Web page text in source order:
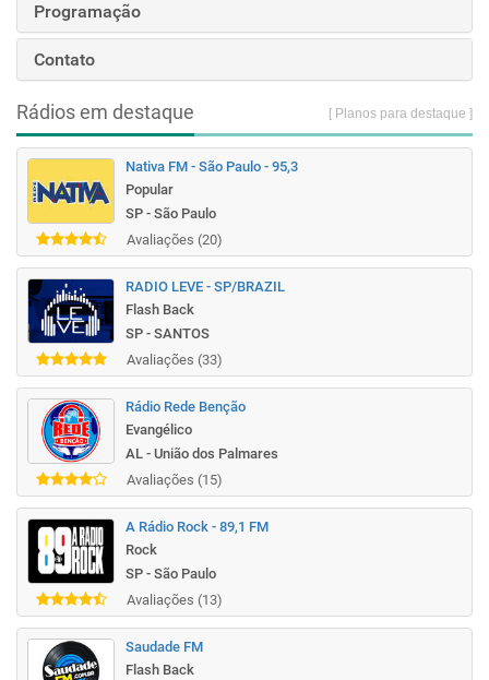
Programação
Contato
Rádios em destaque [ Planos para destaque ]
Nativa FM - São Paulo - 95,3
Popular
SP - São Paulo
Avaliações (20)
RADIO LEVE - SP/BRAZIL
Flash Back
SP - SANTOS
Avaliações (33)
Rádio Rede Benção
Evangélico
AL - União dos Palmares
Avaliações (15)
A Rádio Rock - 89,1 FM
Rock
SP - São Paulo
Avaliações (13)
Saudade FM
Flash Back